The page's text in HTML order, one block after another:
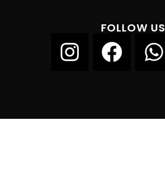
FOLLOW US